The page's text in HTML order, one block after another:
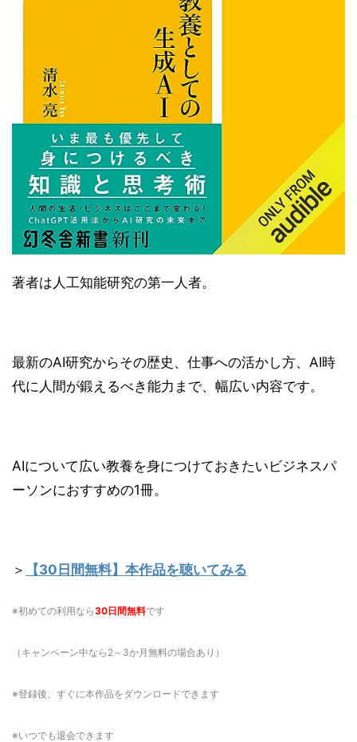
著者は人工知能研究の第一人者。
最新のAI研究からその歴史、仕事への活かし方、AI時
代に人間が鍛えるべき能力まで、幅広い内容です。
AIについて広い教養を身につけておきたいビジネスパ
ーソンにおすすめの1冊。
＞ 【30日間無料】本作品を聴いてみる
※初めての利用なら30日間無料です
（キャンペーン中なら2～3か月無料の場合あり）
※登録後、すぐに本作品をダウンロードできます
※いつでも退会できます